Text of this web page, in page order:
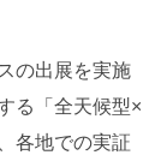
の出展を実施
る「全天候型×
各地での実証